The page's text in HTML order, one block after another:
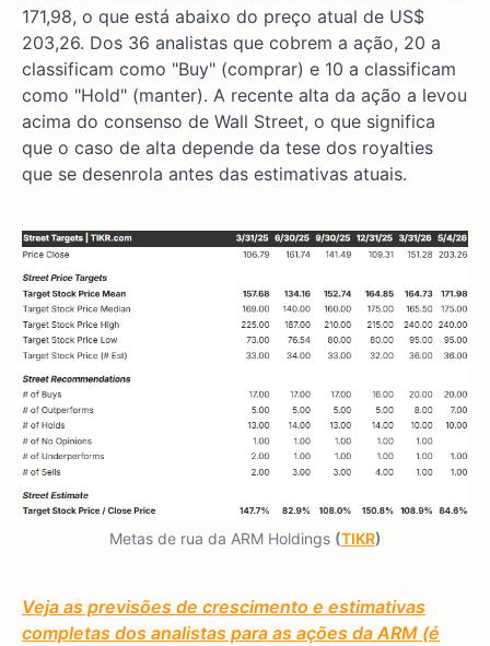
171,98, o que está abaixo do preço atual de US$
203,26. Dos 36 analistas que cobrem a ação, 20 a
classificam como "Buy" (comprar) e 10 a classificam
como "Hold" (manter). A recente alta da ação a levou
acima do consenso de Wall Street, o que significa
que o caso de alta depende da tese dos royalties
que se desenrola antes das estimativas atuais.
Metas de rua da ARM Holdings (TIKR)
Veja as previsões de crescimento e estimativas
completas dos analistas para as ações da ARM (é